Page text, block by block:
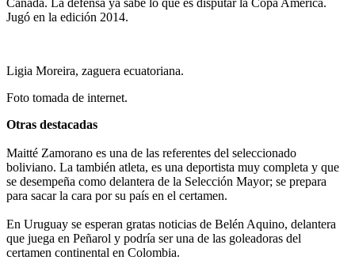
Jugó en la edición 2014.
Ligia Moreira, zaguera ecuatoriana.
Foto tomada de internet.
Otras destacadas
Maitté Zamorano es una de las referentes del seleccionado
boliviano. La también atleta, es una deportista muy completa y que
se desempeña como delantera de la Selección Mayor; se prepara
para sacar la cara por su país en el certamen.
En Uruguay se esperan gratas noticias de Belén Aquino, delantera
que juega en Peñarol y podría ser una de las goleadoras del
certamen continental en Colombia.